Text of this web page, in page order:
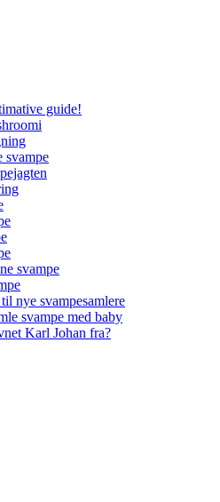
guide!
svampe
svampe
nye svampesamlere
svampe med baby
Karl Johan fra?